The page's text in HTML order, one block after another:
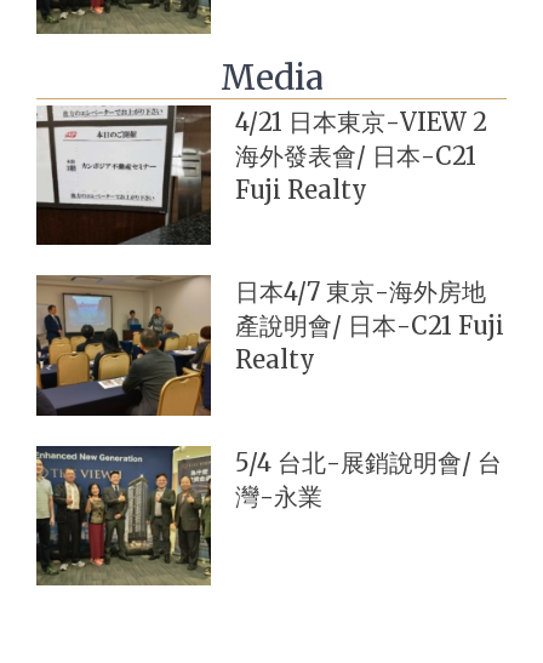
Media
4/21 日本東京-VIEW 2
海外發表會/ 日本-C21
Fuji Realty
日本4/7 東京-海外房地
產說明會/ 日本-C21 Fuji
Realty
5/4 台北-展銷說明會/ 台
灣-永業